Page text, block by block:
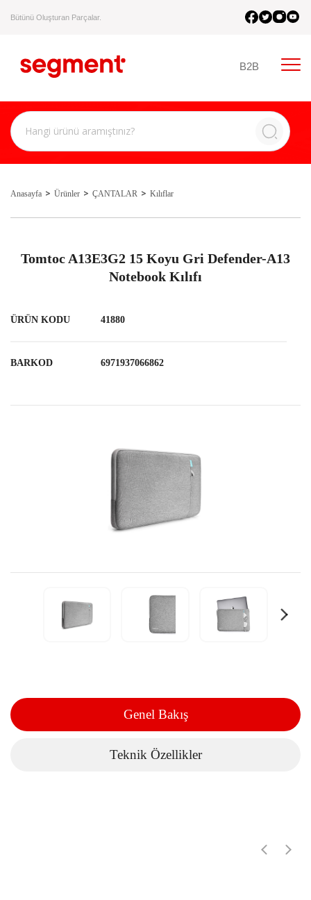
Bütünü Oluşturan Parçalar.
B2B
Anasayfa Ürünler ÇANTALAR Kılıflar
Tomtoc A13E3G2 15 Koyu Gri Defender-A13
Notebook Kılıfı
ÜRÜN KODU 41880
BARKOD 6971937066862
Genel Bakış
Teknik Özellikler